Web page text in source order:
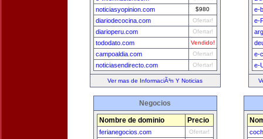
noticiasyopinion.com $980
diariodecocina.com Ofertar!
diarioperu.com Ofertar!
tododato.com Vendido!
campoaldia.com Ofertar!
noticiasendirecto.com Ofertar!
Ver mas de InformaciÃ³n Y Noticias
e-
e-
e-
e-
Negocios
Nombre de dominio Precio
ferianegocios.com Ofertar!